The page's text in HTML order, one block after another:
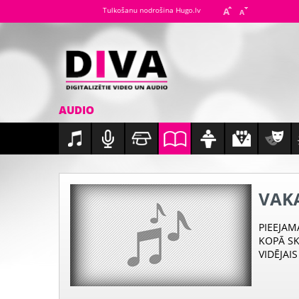
Tulkošanu nodrošina Hugo.lv
AUDIO
KOPĀ